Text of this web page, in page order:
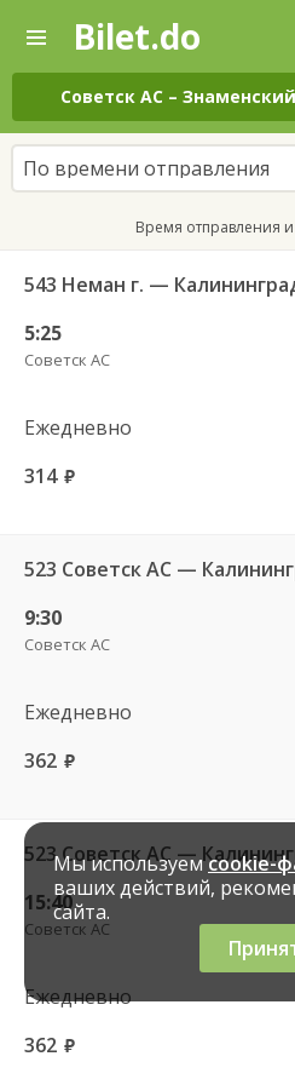
—
Поиск
и
покупка
билетов
на
автобус
онлайн
Bilet.do
Советск АС –
По времени отправления
Время отправления
543 Неман г. —
5:25
Советск АС
Ежедневно
314 руб.
523 Советск АС —
9:30
Советск АС
Ежедневно
362 руб.
523 Советск АС —
15:40
Советск АС
Ежедневно
362 руб.
Мы используемcookie-
ваших действий,
сайта.